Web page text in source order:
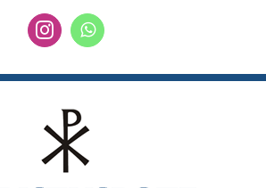
InstagramWhatsApp